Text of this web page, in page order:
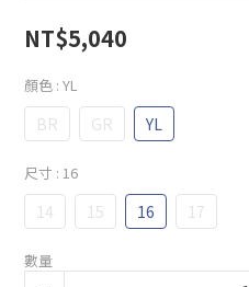
NT$5,040
顏色 : YL
BR GR YL
尺寸 : 16
14 15 16 17
數量